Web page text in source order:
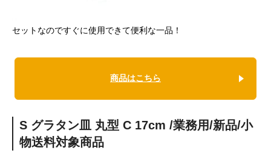
セットなのですぐに使用できて便利な一品！
商品はこちら
S グラタン皿 丸型 C 17cm /業務用/新品/小
物送料対象商品